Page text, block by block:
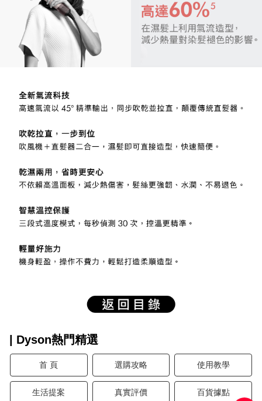
| Dyson熱門精選
首 頁 選購攻略 使用教學
生活提案 真實評價 百貨據點